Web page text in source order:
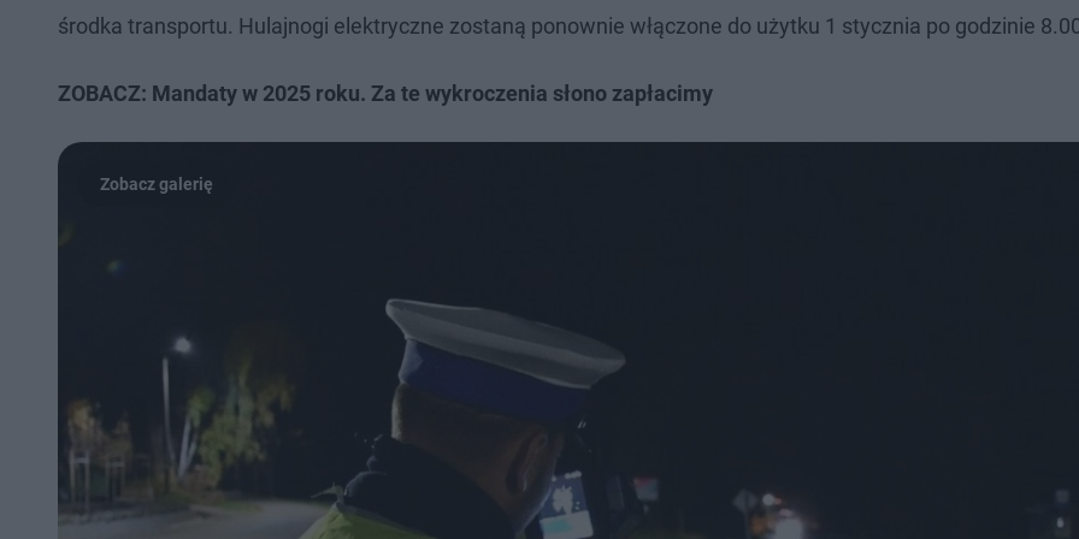
środka transportu. Hulajnogi elektryczne zostaną ponownie włączone do użytku 1 stycznia po godzinie
ZOBACZ: Mandaty w 2025 roku. Za te wykroczenia słono zapłacimy